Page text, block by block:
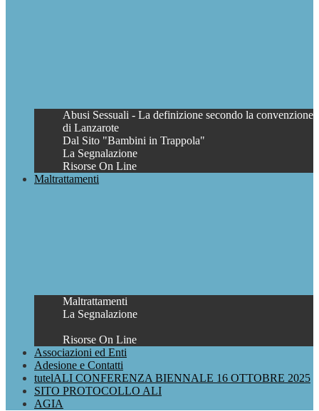
Abusi Sessuali - La definizione secondo la convenzione
di Lanzarote
Dal Sito "Bambini in Trappola"
La Segnalazione
Risorse On Line
Maltrattamenti
Maltrattamenti
La Segnalazione
Risorse On Line
Associazioni ed Enti
Adesione e Contatti
tutelALI CONFERENZA BIENNALE 16 OTTOBRE 2025
SITO PROTOCOLLO ALI
AGIA